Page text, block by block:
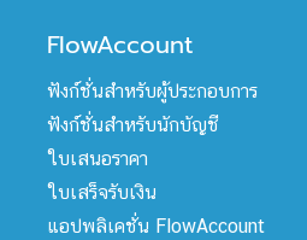
FlowAccount
ฟังก์ชั่นสำหรับผู้ประกอบการ
ฟังก์ชั่นสำหรับนักบัญชี
ใบเสนอราคา
ใบเสร็จรับเงิน
แอปพลิเคชั่น FlowAccount